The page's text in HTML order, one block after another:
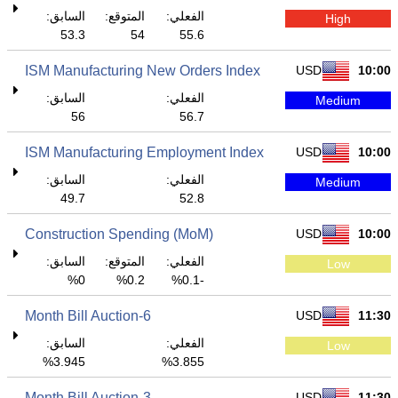
High
الفعلي:
55.6
المتوقع:
54
السابق:
53.3
10:00
USD
ISM Manufacturing New Orders Index
Medium
الفعلي:
56.7
السابق:
56
10:00
USD
ISM Manufacturing Employment Index
Medium
الفعلي:
52.8
السابق:
49.7
10:00
USD
Construction Spending (MoM)
Low
الفعلي:
-0.1%
المتوقع:
0.2%
السابق:
0%
11:30
USD
6-Month Bill Auction
Low
الفعلي:
3.855%
السابق:
3.945%